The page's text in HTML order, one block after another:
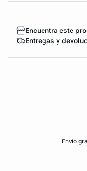
Encuentra este
Entregas y
Envío